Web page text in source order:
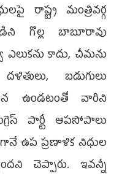
రాష్ట్ర మంత్రివర్గ
గొల్ల బాబూరావు
ఎలుకను కాదు, చీమను
బడుగులు
ఉండటంతో వారిని
పార్టీ ఆపసోపాలు
ఉప ప్రణాళిక నిధుల
చెప్పారు. ఇవన్నీ